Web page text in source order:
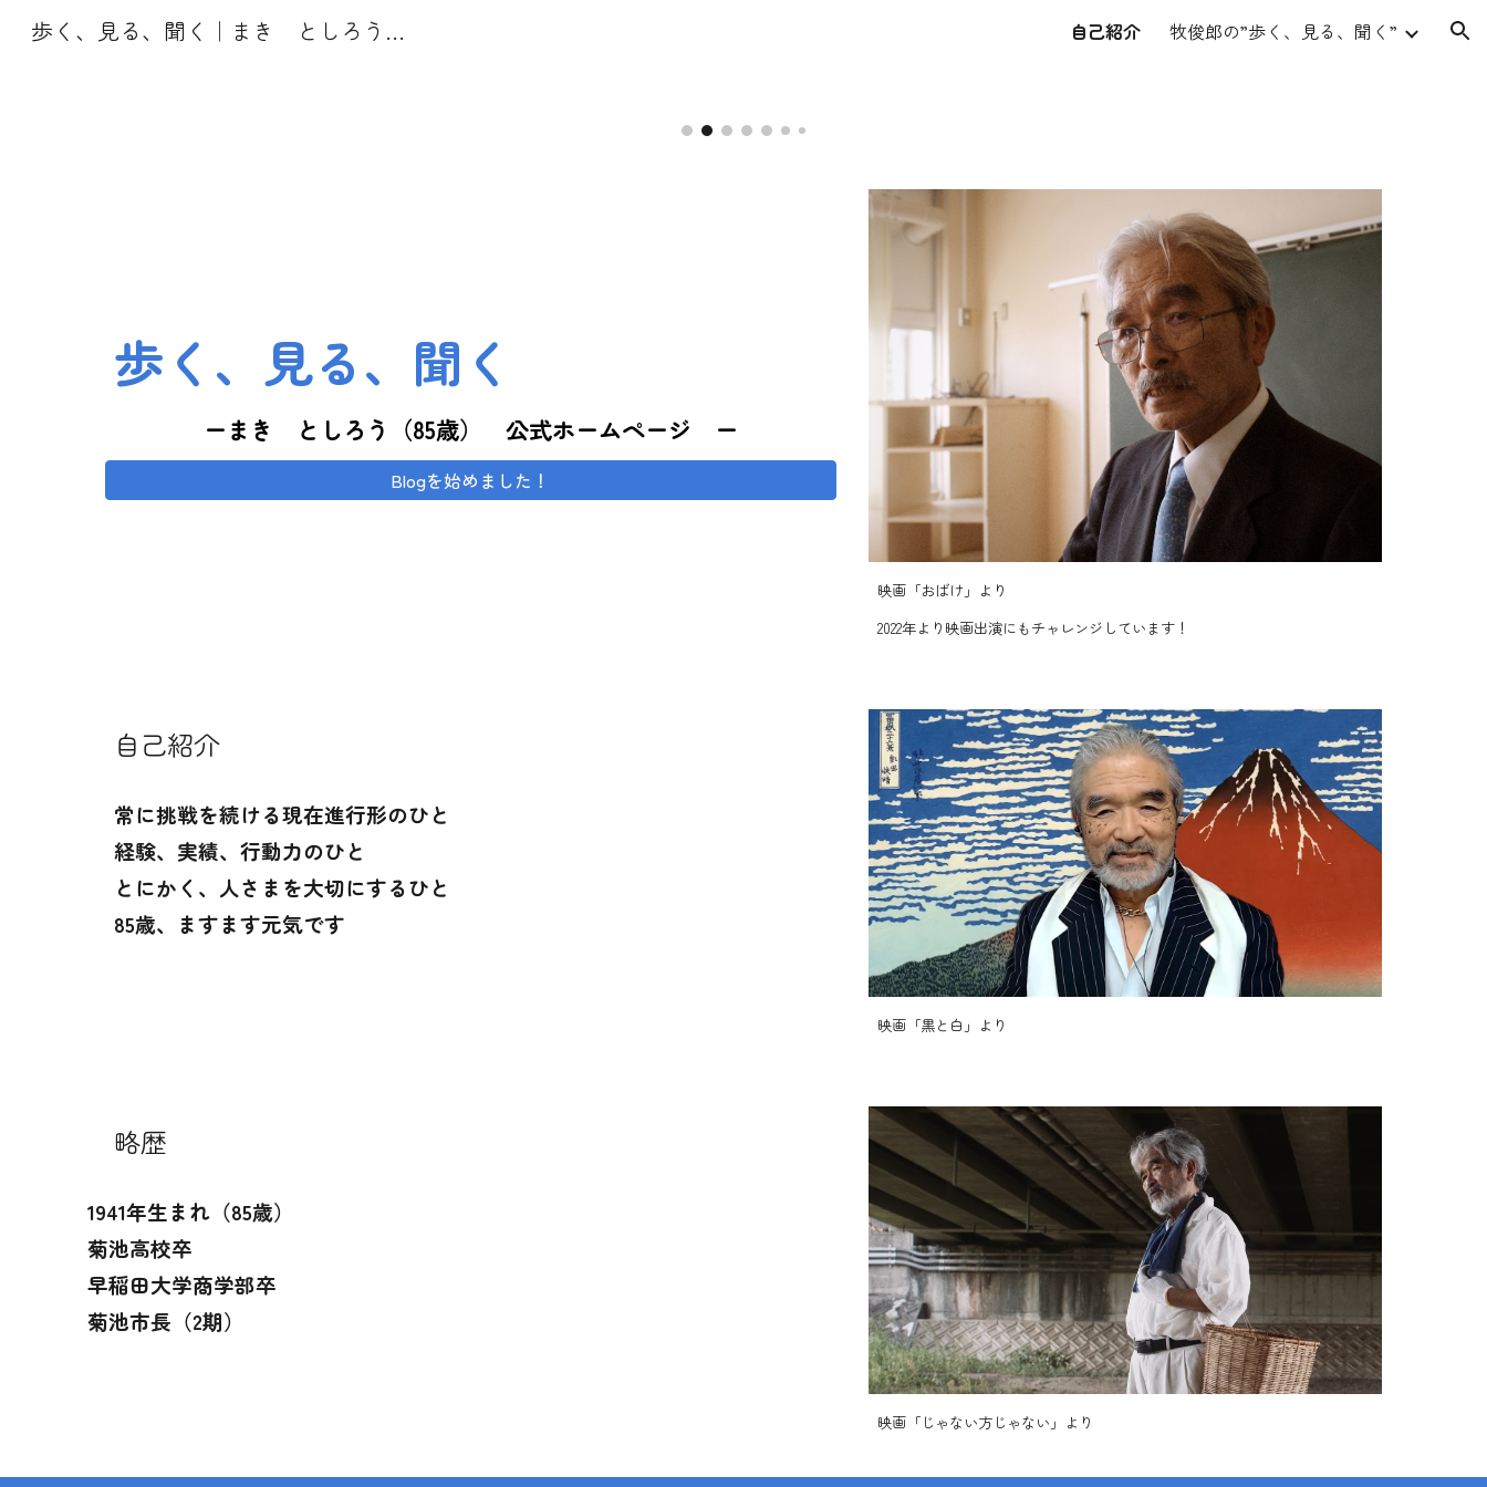
歩く、見る、聞く｜まき としろう公式ホームページ 自己紹介 牧俊郎の”歩く、見る、聞く”
歩く 、見る、聞く
ーまき としろう（85歳） 公式ホームページ ー
Blogを始めました！
映画「おばけ 」より
2022年より映画出演にもチャレンジしています！
自己紹介
常に挑戦を続ける現在進行形のひと
経験、実績、行動力のひと
とにかく、人さまを大切にするひと
85歳、ますます元気です
映画「黒と白」より
略歴
1941年生まれ（85歳）
菊池高校卒
早稲田大学商学部卒
菊池市長（2期）
映画「じゃない方じゃない」より